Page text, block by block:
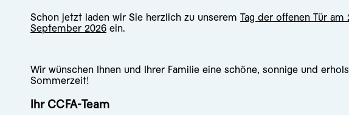
Schon jetzt laden wir Sie herzlich zu unserem Tag der offenen Tür am
September 2026ein.
Wir wünschen Ihnen und Ihrer Familie eine schöne, sonnige und
Sommerzeit!
Ihr CCFA-Team